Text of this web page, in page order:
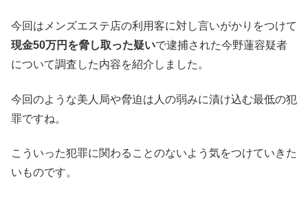
今回はメンズエステ店の利用客に対し言いがかりをつけて
現金50万円を脅し取った疑いで逮捕された今野蓮容疑者
について調査した内容を紹介しました。
今回のような美人局や脅迫は人の弱みに漬け込む最低の犯
罪ですね。
こういった犯罪に関わることのないよう気をつけていきた
いものです。